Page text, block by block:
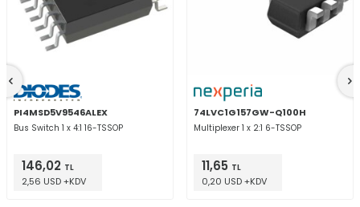
PI4MSD5V9546ALEX
Bus Switch 1 x 4:1 16-TSSOP
146,02 TL
2,56 USD +KDV
74LVC1G157GW-Q100H
Multiplexer 1 x 2:1 6-TSSOP
11,65 TL
0,20 USD +KDV